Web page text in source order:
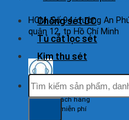
HCM: Số 94, đường An
quận 12, tp Hồ Chí Minh
Hỗ trợ khách hàng
tổng đài miễn phí
Chống sét DC
Tủ cắt lọc sét
Kim thu sét
Tìm
kiếm: